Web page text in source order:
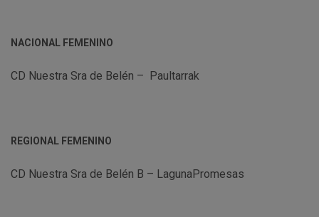
NACIONAL FEMENINO
CD Nuestra Sra de Belén – Paultarrak
REGIONAL FEMENINO
CD Nuestra Sra de Belén B – LagunaPromesas